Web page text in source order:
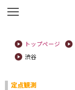
トップページ
渋谷
定点観測